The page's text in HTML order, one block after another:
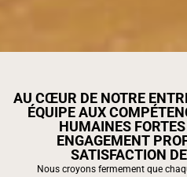
AU CŒUR DE NOTRE
ÉQUIPE AUX
HUMAINES
ENGAGEMENT
SATISFACTION
Nous croyons fermement que